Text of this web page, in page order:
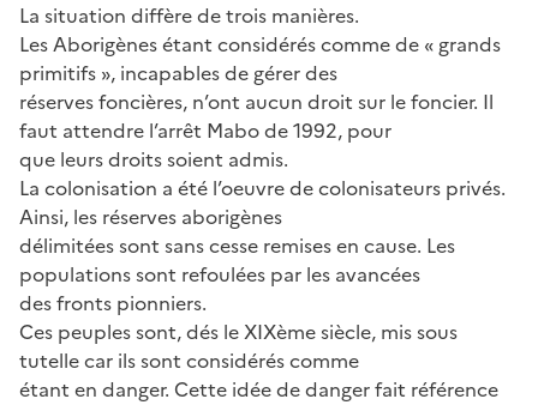
La situation diffère de trois manières.
Les Aborigènes étant considérés comme de « grands
primitifs », incapables de gérer des
réserves foncières, n’ont aucun droit sur le foncier. Il
faut attendre l’arrêt Mabo de 1992, pour
que leurs droits soient admis.
La colonisation a été l’oeuvre de colonisateurs privés.
Ainsi, les réserves aborigènes
délimitées sont sans cesse remises en cause. Les
populations sont refoulées par les avancées
des fronts pionniers.
Ces peuples sont, dés le XIXème siècle, mis sous
tutelle car ils sont considérés comme
étant en danger. Cette idée de danger fait référence